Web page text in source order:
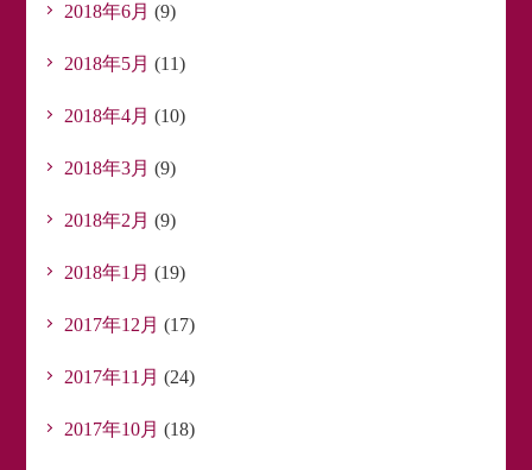
2018年6月 (9)
2018年5月 (11)
2018年4月 (10)
2018年3月 (9)
2018年2月 (9)
2018年1月 (19)
2017年12月 (17)
2017年11月 (24)
2017年10月 (18)